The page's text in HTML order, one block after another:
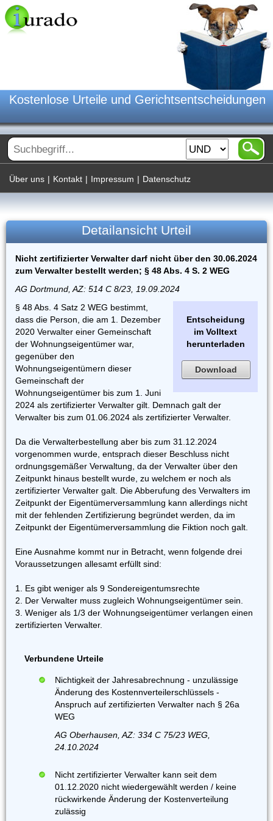
Kostenlose Urteile und Gerichtsentscheidungen
Über uns | Kontakt | Impressum | Datenschutz
Detailansicht Urteil
Nicht zertifizierter Verwalter darf nicht über den 30.06.2024
zum Verwalter bestellt werden; § 48 Abs. 4 S. 2 WEG
AG Dortmund, AZ: 514 C 8/23, 19.09.2024
Entscheidung
im Volltext
herunterladen
Download
§ 48 Abs. 4 Satz 2 WEG bestimmt,
dass die Person, die am 1. Dezember
2020 Verwalter einer Gemeinschaft
der Wohnungseigentümer war,
gegenüber den
Wohnungseigentümern dieser
Gemeinschaft der
Wohnungseigentümer bis zum 1. Juni
2024 als zertifizierter Verwalter gilt. Demnach galt der
Verwalter bis zum 01.06.2024 als zertifizierter Verwalter.
Da die Verwalterbestellung aber bis zum 31.12.2024
vorgenommen wurde, entsprach dieser Beschluss nicht
ordnungsgemäßer Verwaltung, da der Verwalter über den
Zeitpunkt hinaus bestellt wurde, zu welchem er noch als
zertifizierter Verwalter galt. Die Abberufung des Verwalters im
Zeitpunkt der Eigentümerversammlung kann allerdings nicht
mit der fehlenden Zertifizierung begründet werden, da im
Zeitpunkt der Eigentümerversammlung die Fiktion noch galt.
Eine Ausnahme kommt nur in Betracht, wenn folgende drei
Voraussetzungen allesamt erfüllt sind:
1. Es gibt weniger als 9 Sondereigentumsrechte
2. Der Verwalter muss zugleich Wohnungseigentümer sein.
3. Weniger als 1/3 der Wohnungseigentümer verlangen einen
zertifizierten Verwalter.
Verbundene Urteile
Nichtigkeit der Jahresabrechnung - unzulässige
Änderung des Kostennverteilerschlüssels -
Anspruch auf zertifizierten Verwalter nach § 26a
WEG
AG Oberhausen, AZ: 334 C 75/23 WEG,
24.10.2024
Nicht zertifizierter Verwalter kann seit dem
01.12.2020 nicht wiedergewählt werden / keine
rückwirkende Änderung der Kostenverteilung
zulässig